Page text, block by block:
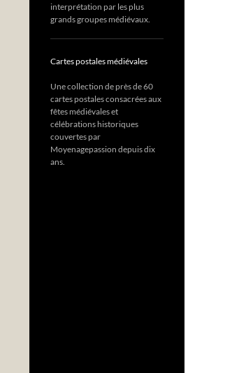
interprétation par les plus
grands groupes médiévaux.
Cartes postales médiévales
Une collection de près de 60
cartes postales consacrées aux
fêtes médiévales et
célébrations historiques
couvertes par
Moyenagepassion depuis dix
ans.